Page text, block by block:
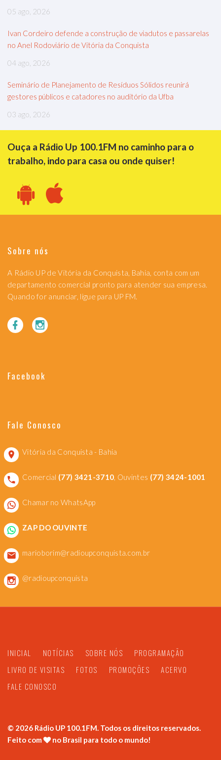
05 ago, 2026
Ivan Cordeiro defende a construção de viadutos e passarelas
no Anel Rodoviário de Vitória da Conquista
04 ago, 2026
Seminário de Planejamento de Resíduos Sólidos reunirá
gestores públicos e catadores no auditório da Ufba
03 ago, 2026
Ouça a Rádio Up 100.1FM no caminho para o
trabalho, indo para casa ou onde quiser!
Sobre nós
A Rádio UP de Vitória da Conquista, Bahia, conta com um
departamento comercial pronto para atender sua empresa.
Quando for anunciar, ligue para UP FM.
Facebook
Fale Conosco
Vitória da Conquista - Bahia
Comercial (77) 3421-3710 , Ouvintes (77) 3424-1001
Chamar no WhatsApp
ZAP DO OUVINTE
marioborim@radioupconquista.com.br
@radioupconquista
INICIAL NOTÍCIAS SOBRE NÓS
PROGRAMAÇÃO
LIVRO DE VISITAS
FOTOS PROMOÇÕES
ACERVO
FALE CONOSCO
© 2026 Rádio UP 100.1FM. Todos os direitos reservados.
Feito com
no Brasil para todo o mundo!